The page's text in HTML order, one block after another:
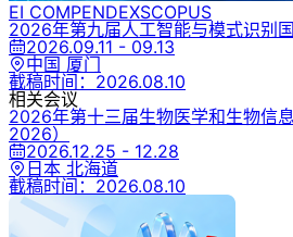
EI COMPENDEXSCOPUS
2026年第九届人工智能与模式识别
2026.09.11 - 09.13
中国 厦门
截稿时间： 2026.08.10
相关会议
2026年第十三届生物医学和生物信
2026）
2026.12.25 - 12.28
日本 北海道
截稿时间： 2026.08.10